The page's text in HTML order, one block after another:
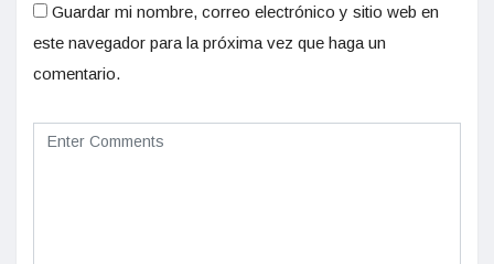
Guardar mi nombre, correo electrónico y sitio web en
este navegador para la próxima vez que haga un
comentario.